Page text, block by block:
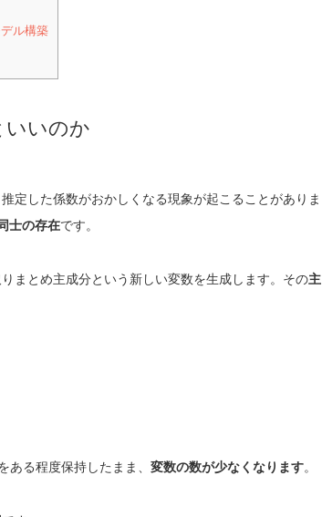
ル構築
いいのか
推定した係数がおかしくなる現象が起こることがありま
士の存在です。
まとめ主成分という新しい変数を生成します。その主
ある程度保持したまま、 変数の数が少なくなります。